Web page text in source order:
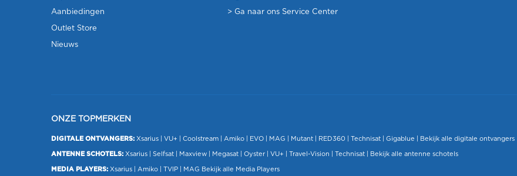
Aanbiedingen
Outlet Store
Nieuws
> Ga naar ons Service Center
ONZE TOPMERKEN
DIGITALE ONTVANGERS: Xsarius VU+ | Coolstream | Amiko EVO MAG Mutant | RED360 | Technisat Gigablue Bekijk alle digitale ontvangers
ANTENNE SCHOTELS: Xsarius Selfsat Maxview Megasat | Oyster | VU+ Travel-Vision Technisat Bekijk alle antenne schotels
MEDIA PLAYERS: Xsarius Amiko TVIP MAG Bekijk alle Media Players